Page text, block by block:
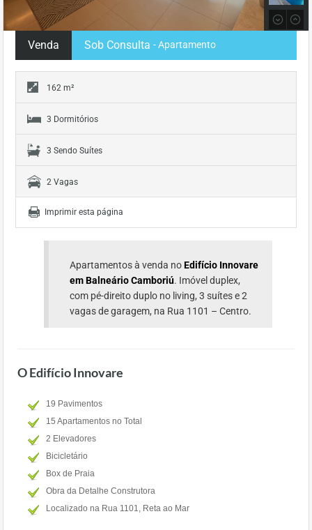
Venda Sob Consulta - Apartamento
162 m²
3 Dormitórios
3 Sendo Suítes
2 Vagas
Imprimir esta página
Apartamentos à venda noEdifício Innovare
em Balneário Camboriú. Imóvel duplex,
com pé-direito duplo no living, 3 suítes e 2
vagas de garagem, na Rua 1101 – Centro.
O Edifício Innovare
19 Pavimentos
15 Apartamentos no Total
2 Elevadores
Bicicletário
Box de Praia
Obra da Detalhe Construtora
Localizado na Rua 1101, Reta ao Mar